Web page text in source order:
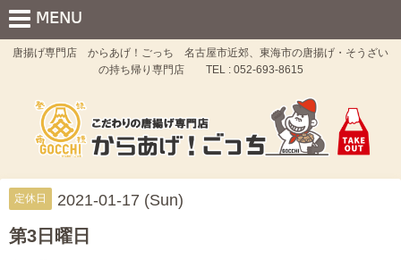
唐揚げ専門店 からあげ！ごっち 名古屋市近郊、東海市の唐揚げ・そうざい
の持ち帰り専門店 TEL : 052-693-8615
定休日 2021-01-17 (Sun)
第3日曜日